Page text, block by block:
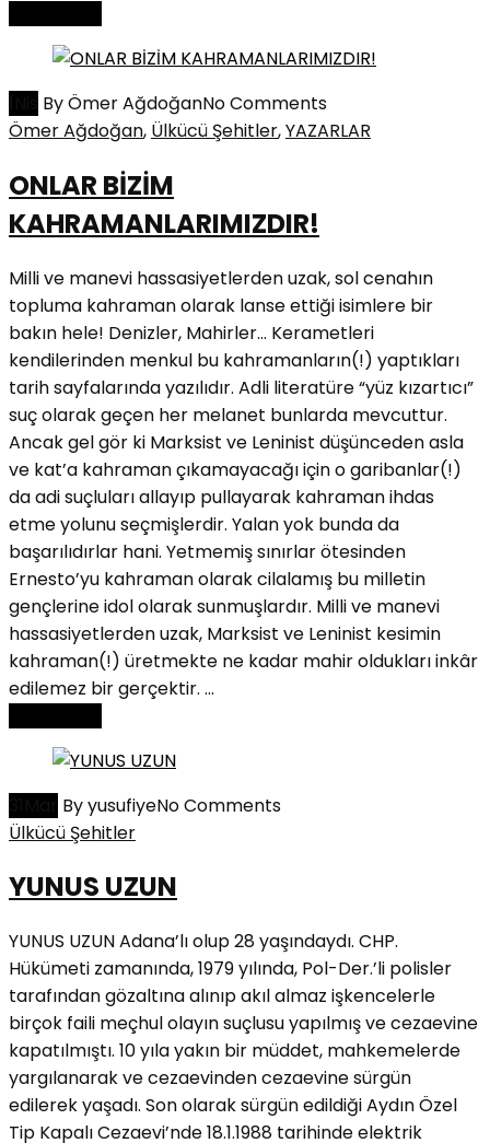
By Ömer AğdoğanNo Comments
Ömer Ağdoğan, Ülkücü Şehitler,YAZARLAR
ONLAR BİZİM
KAHRAMANLARIMIZDIR!
Milli ve manevi hassasiyetlerden uzak, sol cenahın
topluma kahraman olarak lanse ettiği isimlere bir
bakın hele! Denizler, Mahirler… Kerametleri
kendilerinden menkul bu kahramanların(!) yaptıkları
tarih sayfalarında yazılıdır. Adli literatüre “yüz kızartıcı”
suç olarak geçen her melanet bunlarda mevcuttur.
Ancak gel gör ki Marksist ve Leninist düşünceden asla
ve kat’a kahraman çıkamayacağı için o garibanlar(!)
da adi suçluları allayıp pullayarak kahraman ihdas
etme yolunu seçmişlerdir. Yalan yok bunda da
başarılıdırlar hani. Yetmemiş sınırlar ötesinden
Ernesto’yu kahraman olarak cilalamış bu milletin
gençlerine idol olarak sunmuşlardır. Milli ve manevi
hassasiyetlerden uzak, Marksist ve Leninist kesimin
kahraman(!) üretmekte ne kadar mahir oldukları inkâr
edilemez bir gerçektir. ...
By yusufiyeNo Comments
Ülkücü Şehitler
YUNUS UZUN
YUNUS UZUN Adana’lı olup 28 yaşındaydı. CHP.
Hükümeti zamanında, 1979 yılında, Pol-Der.’li polisler
tarafından gözaltına alınıp akıl almaz işkencelerle
birçok faili meçhul olayın suçlusu yapılmış ve cezaevine
kapatılmıştı. 10 yıla yakın bir müddet, mahkemelerde
yargılanarak ve cezaevinden cezaevine sürgün
edilerek yaşadı. Son olarak sürgün edildiği Aydın Özel
Tip Kapalı Cezaevi’nde 18.1.1988 tarihinde elektrik